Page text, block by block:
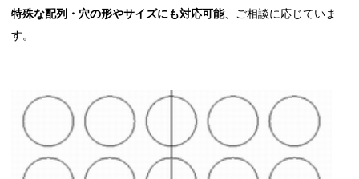
特殊な配列・穴の形やサイズにも対応可能、ご相談に応じていま
す。